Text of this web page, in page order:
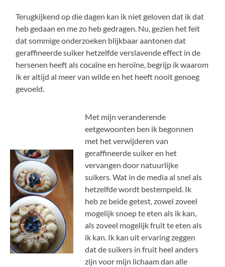
Terugkijkend op die dagen kan ik niet geloven dat ik dat
heb gedaan en me zo heb gedragen. Nu, gezien het feit
dat sommige onderzoeken blijkbaar aantonen dat
geraffineerde suiker hetzelfde verslavende effect in de
hersenen heeft als cocaïne en heroïne, begrijp ik waarom
ik er altijd al meer van wilde en het heeft nooit genoeg
gevoeld.
Met mijn veranderende
eetgewoonten ben ik begonnen
met het verwijderen van
geraffineerde suiker en het
vervangen door natuurlijke
suikers. Wat in de media al snel als
hetzelfde wordt bestempeld. Ik
heb ze beide getest, zowel zoveel
mogelijk snoep te eten als ik kan,
als zoveel mogelijk fruit te eten als
ik kan. Ik kan uit ervaring zeggen
dat de suikers in fruit heel anders
zijn voor mijn lichaam dan alle